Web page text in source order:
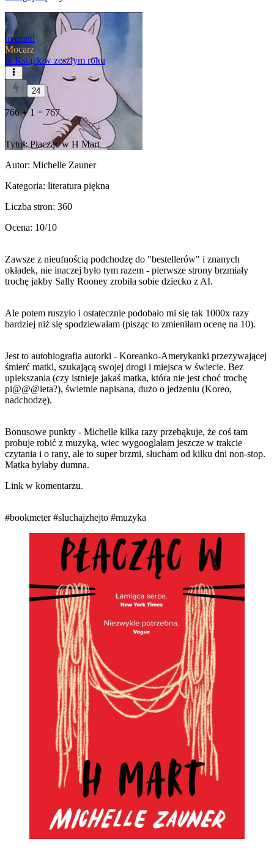
nvrmnd
Mocarz
w Książkiw zeszłym roku
24
766 + 1 = 767
Tytuł: Płacząc w H Mart
Autor: Michelle Zauner
Kategoria: literatura piękna
Liczba stron: 360
Ocena: 10/10
Zawsze z nieufnością podchodzę do "bestellerów" i znanych
okładek, nie inaczej było tym razem - pierwsze strony brzmiały
trochę jakby Sally Rooney zrobiła sobie dziecko z AI.
Ale potem ruszyło i ostatecznie podobało mi się tak 1000x razy
bardziej niż się spodziewałam (pisząc to zmieniłam ocenę na 10).
Jest to autobiografia autorki - Koreanko-Amerykanki przezywającej
śmierć matki, szukającą swojej drogi i miejsca w świecie. Bez
upiekszania (czy istnieje jakaś matka, która nie jest choć trochę
pi@@@ieta?), świetnie napisana, dużo o jedzeniu (Koreo,
nadchodzę).
Bonusowe punkty - Michelle kilka razy przebąkuje, że coś tam
probuje robić z muzyką, wiec wygooglałam jeszcze w trakcie
czytania i o rany, ale to super brzmi, słucham od kilku dni non-stop.
Matka byłaby dumna.
Link w komentarzu.
#bookmeter #sluchajzhejto #muzyka